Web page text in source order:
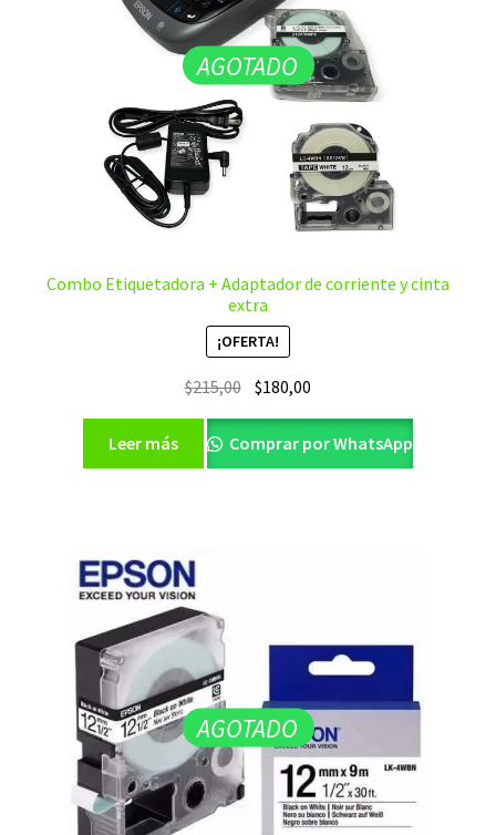
AGOTADO
Combo Etiquetadora + Adaptador de corriente y cinta
extra
¡OFERTA!
$215,00 El
precio
original
era:
$180,00
precio
actual
es:
Leer más Comprar por WhatsApp
AGOTADO